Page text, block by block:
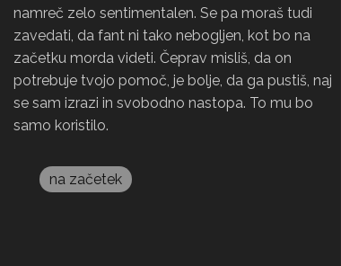
namreč zelo sentimentalen. Se pa moraš tudi
zavedati, da fant ni tako nebogljen, kot bo na
začetku morda videti. Čeprav misliš, da on
potrebuje tvojo pomoč, je bolje, da ga pustiš, naj
se sam izrazi in svobodno nastopa. To mu bo
samo koristilo.
na začetek